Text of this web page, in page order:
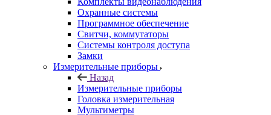
Охранные системы
Программное обеспечение
Свитчи, коммутаторы
Системы контроля доступа
Замки
Измерительные приборы
Назад
Измерительные приборы
Головка измерительная
Мультиметры